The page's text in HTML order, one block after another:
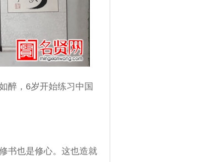
醉，6岁开始练习中国
书也是修心。这也造就